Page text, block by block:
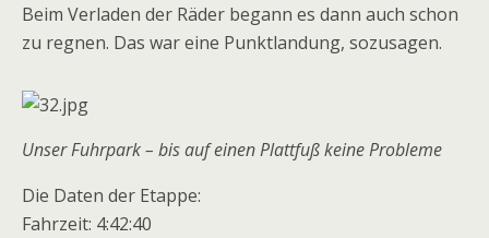
Beim Verladen der Räder begann es dann auch schon
zu regnen. Das war eine Punktlandung, sozusagen.
Unser Fuhrpark – bis auf einen Plattfuß keine Probleme
Die Daten der Etappe:
Fahrzeit: 4:42:40